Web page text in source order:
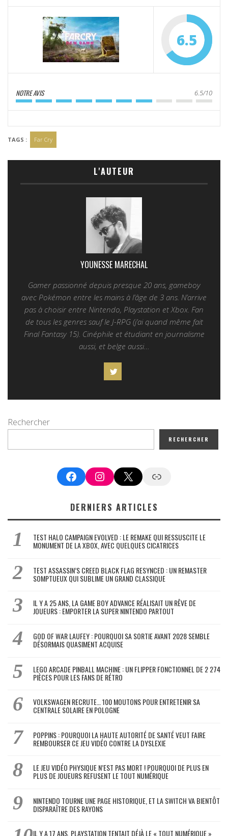
6.5
NOTRE AVIS 6.5/10
TAGS : Far Cry
L'AUTEUR
YOUNESSE MARECHAL
Gamer passionné depuis presque 20 ans, gameboy
avec Pokémon entre les mains à l’âge de 3 ans. N’arrive
pas à choisir entre Nintendo, Playstation et Xbox. Fan
de tous les genres sauf le J-RPG (j’ai quand même fait
Final Fantasy 15). Cinéphile et étudiant en journalisme
aussi, et belge aussi…
Rechercher
RECHERCHER
FacebookInstagram
X Google News
DERNIERS ARTICLES
TEST HALO CAMPAIGN EVOLVED : LE REMAKE QUI RESSUSCITE LE
MONUMENT DE LA XBOX, AVEC QUELQUES CICATRICES
TEST ASSASSIN’S CREED BLACK FLAG RESYNCED : UN REMASTER
SOMPTUEUX QUI SUBLIME UN GRAND CLASSIQUE
IL Y A 25 ANS, LA GAME BOY ADVANCE RÉALISAIT UN RÊVE DE
JOUEURS : EMPORTER LA SUPER NINTENDO PARTOUT
GOD OF WAR LAUFEY : POURQUOI SA SORTIE AVANT 2028 SEMBLE
DÉSORMAIS QUASIMENT ACQUISE
LEGO ARCADE PINBALL MACHINE : UN FLIPPER FONCTIONNEL DE 2 274
PIÈCES POUR LES FANS DE RÉTRO
VOLKSWAGEN RECRUTE… 100 MOUTONS POUR ENTRETENIR SA
CENTRALE SOLAIRE EN POLOGNE
POPPINS : POURQUOI LA HAUTE AUTORITÉ DE SANTÉ VEUT FAIRE
REMBOURSER CE JEU VIDÉO CONTRE LA DYSLEXIE
LE JEU VIDÉO PHYSIQUE N’EST PAS MORT ! POURQUOI DE PLUS EN
PLUS DE JOUEURS REFUSENT LE TOUT NUMÉRIQUE
NINTENDO TOURNE UNE PAGE HISTORIQUE, ET LA SWITCH VA BIENTÔT
DISPARAÎTRE DES RAYONS
IL Y A 17 ANS, PLAYSTATION TENTAIT DÉJÀ LE « TOUT NUMÉRIQUE »